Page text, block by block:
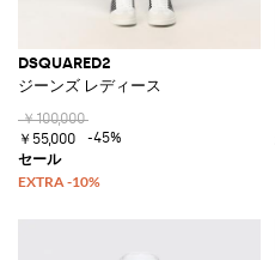
DSQUARED2
ジーンズ レディース
￥100,000
￥55,000
-45%